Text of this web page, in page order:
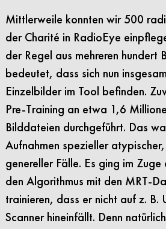
Mittlerweile konnten wir 500
der Charité in RadioEye
der Regel aus mehreren hundert
bedeutet, dass sich nun
Einzelbilder im Tool befinden.
Pre-Training an etwa 1,6
Bilddateien durchgeführt. Das
Aufnahmen spezieller
genereller Fälle. Es ging im Zuge
den Algorithmus mit den MRT-
trainieren, dass er nicht auf z. B.
Scanner hineinfällt. Denn